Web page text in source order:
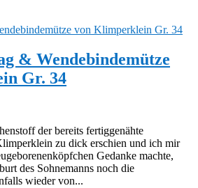
& Wendebindemütze
Gr. 34
der bereits fertiggenähte
zu dick erschien und ich mir
Gedanke machte,
des Sohnemanns noch die
wieder von...